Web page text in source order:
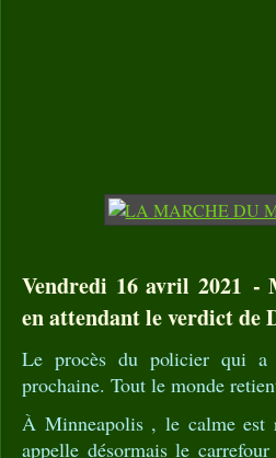
Vendredi 16 avril 2021 -
en attendant le verdict de
Le procès du policier qui a
prochaine. Tout le monde
À Minneapolis , le calme est
appelle désormais le